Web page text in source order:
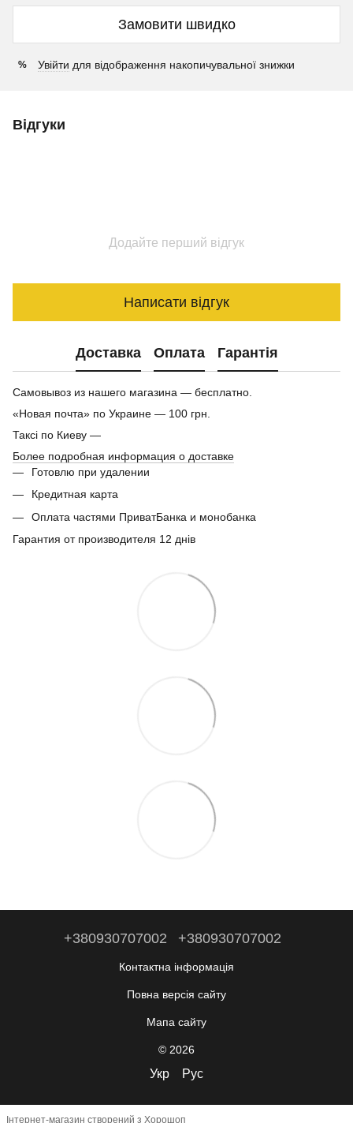
Замовити швидко
% Увійти для відображення накопичувальної знижки
Відгуки
Додайте перший відгук
Написати відгук
Доставка Оплата Гарантія
Самовывоз из нашего магазина — бесплатно.
«Новая почта» по Украине — 100 грн.
Таксі по Киеву —
Более подробная информация о доставке
Готовлю при удалении
Кредитная карта
Оплата частями ПриватБанка и монобанка
Гарантия от производителя 12 днів
+380930707002 +380930707002
Контактна інформація
Повна версія сайту
Мапа сайту
© 2026
Укр Рус
Інтернет-магазин створений з Хорошоп